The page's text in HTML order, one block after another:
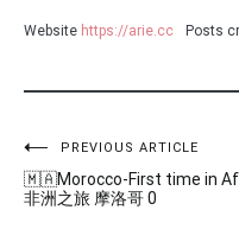
Website https://arie.cc Posts
Post
navigation
PREVIOUS ARTICLE
🇲🇦Morocco-First time in
非洲之旅 摩洛哥 0